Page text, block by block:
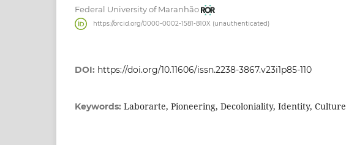
Federal University of Maranhão
https://orcid.org/0000-0002-1581-810X (unauthenticated)
DOI: https://doi.org/10.11606/issn.2238-3867.v23i1p85-110
Keywords: Laborarte, Pioneering, Decoloniality, Identity, Culture